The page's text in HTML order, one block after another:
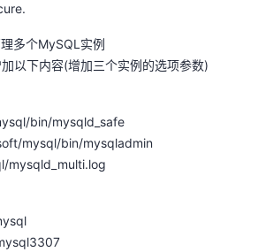
多个MySQL实例
以下内容(增加三个实例的选项参数)
bin/mysqld_safe
mysql/bin/mysqladmin
mysqld_multi.log